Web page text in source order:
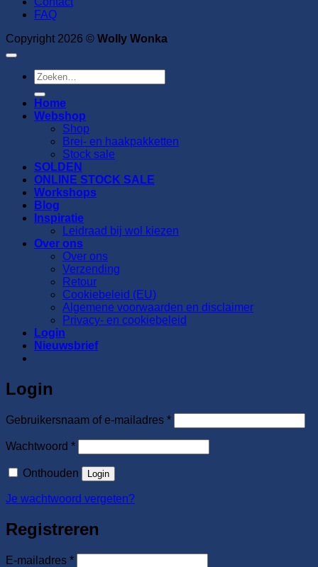
FAQ
Copyright 2026 © Wolly Wonka
Zoeken
naar:
Home
Webshop
Shop
Brei- en haakpakketten
Stock sale
SOLDEN
ONLINE STOCK SALE
Workshops
Blog
Inspiratie
Leidraad bij wol kiezen
Over ons
Over ons
Verzending
Retour
Cookiebeleid (EU)
Algemene voorwaarden en disclaimer
Privacy- en cookiebeleid
Login
Nieuwsbrief
Login
Gebruikersnaam of e-mailadres *Vereist
Wachtwoord *Vereist
Onthouden Login
Je wachtwoord vergeten?
Registreren
E-mailadres *Vereist